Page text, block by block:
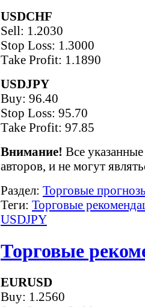
USDCHF
Sell: 1.2030
Stop Loss: 1.3000
Тake Рrofit: 1.1890
USDJPY
Buy: 96.40
Stop Loss: 95.70
Тake Рrofit: 97.85
Внимание! Все
авторов, и не могут
Раздел: Торговые
Теги: Торговые
USDJPY
Торговые
EURUSD
Buy: 1.2560